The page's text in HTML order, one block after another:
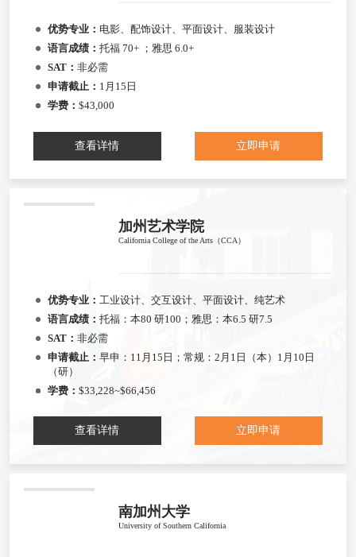
优势专业： 电影、配饰设计、平面设计、服装设计
语言成绩： 托福 70+ ；雅思 6.0+
SAT： 非必需
申请截止： 1月15日
学费： $43,000
查看详情 立即申请
加州艺术学院
California College of the Arts（CCA）
优势专业： 工业设计、交互设计、平面设计、纯艺术
语言成绩： 托福：本80 研100；雅思：本6.5 研7.5
SAT： 非必需
申请截止： 早申：11月15日；常规：2月1日（本）1月10日
（研）
学费： $33,228~$66,456
查看详情 立即申请
南加州大学
University of Southern California